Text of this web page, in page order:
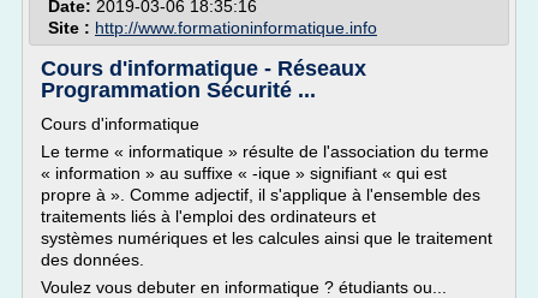
Date: 2019-03-06 18:35:16
Site : http://www.formationinformatique.info
Cours d'informatique - Réseaux
Programmation Sécurité ...
Cours d'informatique
Le terme « informatique » résulte de l'association du terme
« information » au suffixe « -ique » signifiant « qui est
propre à ». Comme adjectif, il s'applique à l'ensemble des
traitements liés à l'emploi des ordinateurs et
systèmes numériques et les calcules ainsi que le traitement
des données.
Voulez vous debuter en informatique ? étudiants ou...